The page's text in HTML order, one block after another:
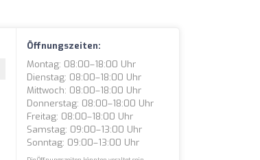
Öffnungszeiten:
Montag: 08:00–18:00 Uhr
Dienstag: 08:00–18:00 Uhr
Mittwoch: 08:00–18:00 Uhr
Donnerstag: 08:00–18:00 Uhr
Freitag: 08:00–18:00 Uhr
Samstag: 09:00–13:00 Uhr
Sonntag: 09:00–13:00 Uhr